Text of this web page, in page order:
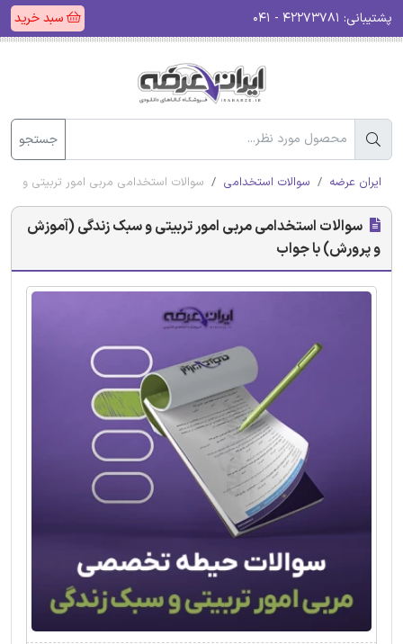
پشتیبانی: سبد خرید
جستجو
ایران عرضه سوالات استخدامی سوالات استخدامی مربی امور تربیتی و
سوالات استخدامی مربی امور تربیتی و سبک زندگی (آموزش
و پرورش) با جواب